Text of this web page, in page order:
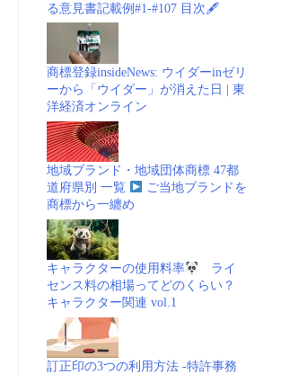
separate
Curry
|us.fashionnetwork.com/”
る意見書記載例#1-#107 目次🖋
商標登録insideNews: ウイダーinゼリ
ーから「ウイダー」が消えた日 | 東
洋経済オンライン
地域ブランド・地域団体商標 47都
道府県別 一覧
ご当地ブランドを
商標から一纏め
キャラクターの使用料率
ライ
センス料の相場ってどのくらい？
キャラクター関連 vol.1
訂正印の3つの利用方法 -特許事務